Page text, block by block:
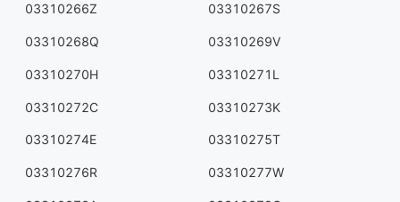
03310266Z 03310267S
03310268Q 03310269V
03310270H 03310271L
03310272C 03310273K
03310274E 03310275T
03310276R 03310277W